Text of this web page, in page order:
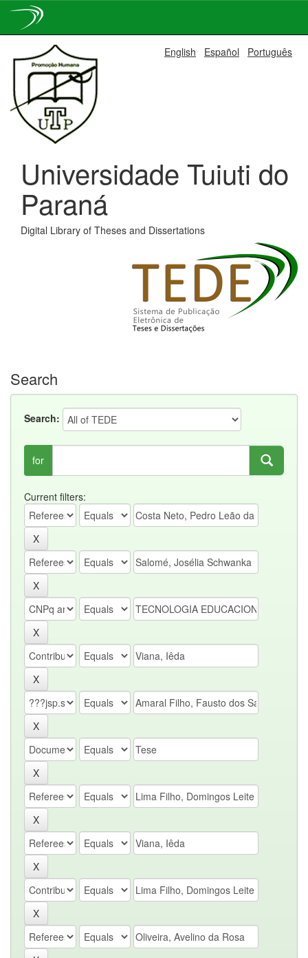
navigation
English Español Português
Universidade Tuiuti do
Paraná
Digital Library of Theses and Dissertations
Search
Search:
for
Current filters: